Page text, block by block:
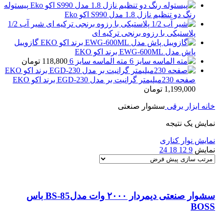
پیستوله
رنگ دو تنظیم نازل 1.8 مدل S990 اکو Eko
شیر آب 1/2
پلاستیکی با رزوه برنجی ترکیه ای
گازوییل
پاش مدل EWG-600ML برند اکو EKO
مته الماسه سایز 6
118,800 تومان
صفحه 230میلیمتر گرانیت بر مدل EGD-230 برند اکو EKO
1,199,000 تومان
خانه ابزار برقی سشوار صنعتی
نمایش یک نتیجه
نمایش نوار کناری
نمایش 9
12
18
24
سشوار صنعتی دیمردار ۲۰۰۰ وات مدلBS-85 باس
BOSS